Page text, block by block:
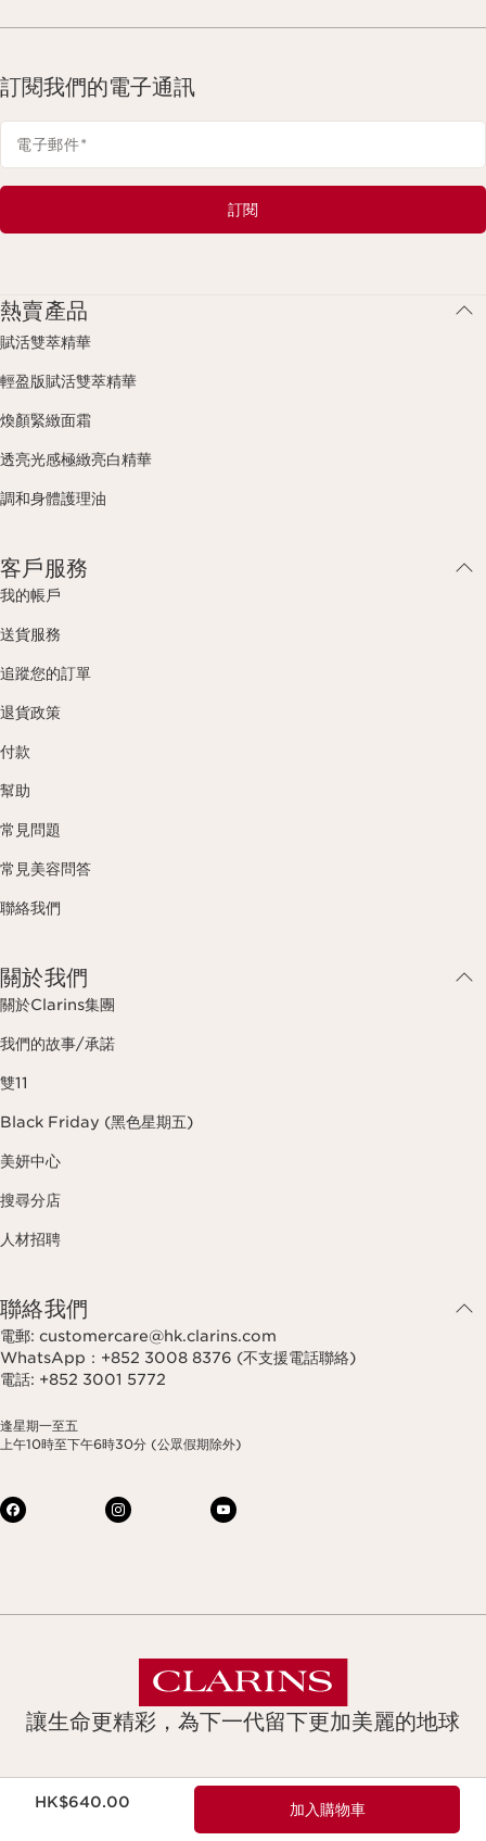
HK$640.00 加入購物車
訂閱我們的電子通訊
電子郵件*
訂閱
熱賣產品
賦活雙萃精華
輕盈版賦活雙萃精華
煥顏緊緻面霜
透亮光感極緻亮白精華
調和身體護理油
客戶服務
我的帳戶
送貨服務
追蹤您的訂單
退貨政策
付款
幫助
常見問題
常見美容問答
聯絡我們
關於我們
關於Clarins集團
我們的故事/承諾
雙11
Black Friday (黑色星期五)
美妍中心
搜尋分店
人材招聘
聯絡我們
電郵: customercare@hk.clarins.com
WhatsApp：+852 3008 8376 (不支援電話聯絡)
電話: +852 3001 5772
逢星期一至五
上午10時至下午6時30分 (公眾假期除外)
讓生命更精彩，為下一代留下更加美麗的地球
Copyright © Clarins. All rights reserved.